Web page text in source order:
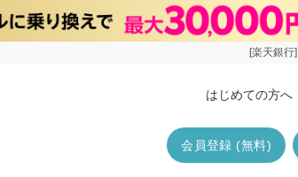
[楽天銀行
はじめての方へ
会員登録 (無料)